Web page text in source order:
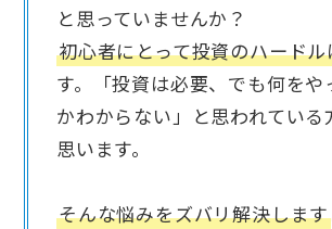
と思っていませんか？
初心者にとって投資のハード
す。「投資は必要、でも何をや
かわからない」と思われている
思います。
そんな悩みをズバリ解決します